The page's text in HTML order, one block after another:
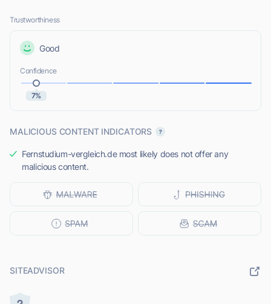
Trustworthiness
Good
Confidence
7%
MALICIOUS CONTENT INDICATORS
Fernstudium-vergleich.de most likely does not offer any
malicious content.
SITEADVISOR